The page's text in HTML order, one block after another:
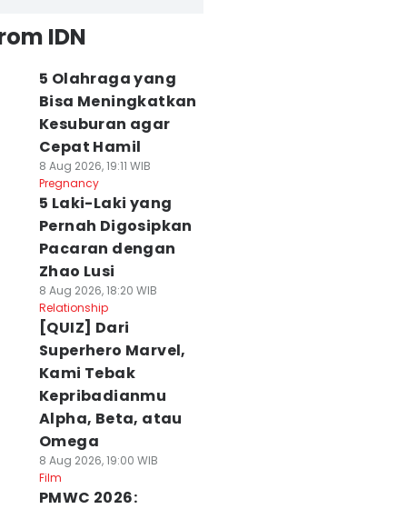
IDN
5 Olahraga yang
Bisa Meningkatkan
Kesuburan agar
Cepat Hamil
8 Aug 2026, 19:11 WIB
Pregnancy
5 Laki-Laki yang
Pernah Digosipkan
Pacaran dengan
Zhao Lusi
8 Aug 2026, 18:20 WIB
Relationship
[QUIZ] Dari
Superhero Marvel,
Kami Tebak
Kepribadianmu
Alpha, Beta, atau
Omega
8 Aug 2026, 19:00 WIB
Film
PMWC 2026: